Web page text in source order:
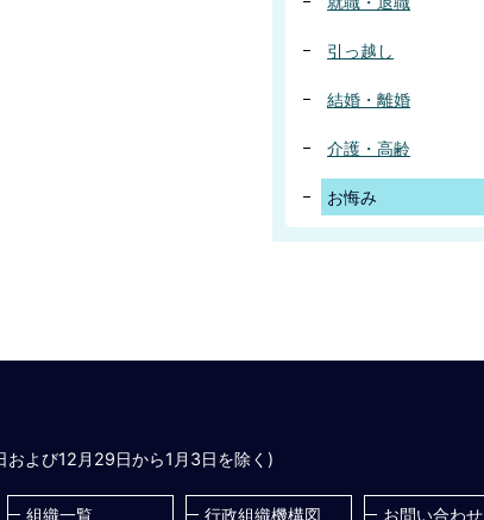
引っ越し
結婚・離婚
介護・高齢
お悔み
よび12月29日から1月3日を除く)
組織一覧 行政組織機構図 お問い合わせ